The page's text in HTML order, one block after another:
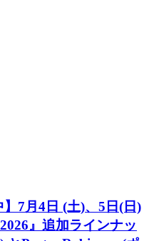
】7月4日 (土)、5日(日)
』追加ラインナッ